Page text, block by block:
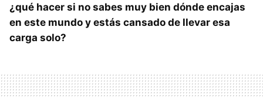
¿qué hacer si no sabes muy bien dónde encajas
en este mundo y estás cansado de llevar esa
carga solo?